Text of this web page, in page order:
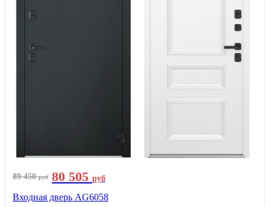
89 450руб 80 505 руб
Входная дверь AG6058